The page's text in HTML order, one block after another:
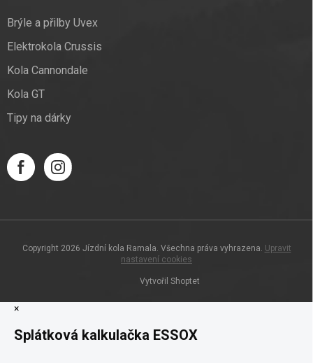
Brýle a přilby Uvex
Elektrokola Crussis
Kola Cannondale
Kola GT
Tipy na dárky
Vytvořil Shoptet
Copyright 2026 Jízdní kola Ramala. Všechna práva vyhrazena. Upravit
nastavení cookies
×
Splátková kalkulačka ESSOX